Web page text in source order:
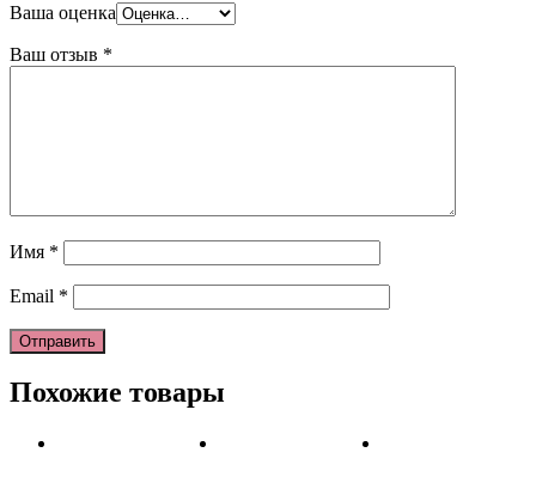
Ваша оценка
Ваш отзыв *
Имя *
Email *
Похожие товары